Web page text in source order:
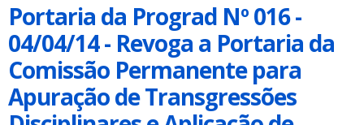
Portaria da Prograd Nº 016 -
04/04/14 - Revoga a Portaria da
Comissão Permanente para
Apuração de Transgressões